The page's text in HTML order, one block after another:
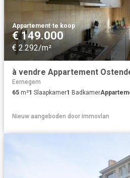
Appartement·te koop
€ 149.000
€ 2.292/m²
à vendre Appartement
Eernegem
65 m²1 Slaapkamer1 Badkamer
Nieuw aangeboden door immovlan